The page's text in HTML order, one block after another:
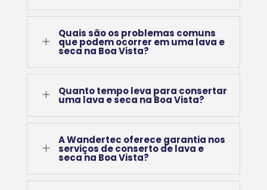
L
Quais são os problemas comuns
que podem ocorrer em uma lava e
seca na Boa Vista?
L Quanto tempo leva para consertar
uma lava e seca na Boa Vista?
L
A Wandertec oferece garantia nos
serviços de conserto de lava e
seca na Boa Vista?